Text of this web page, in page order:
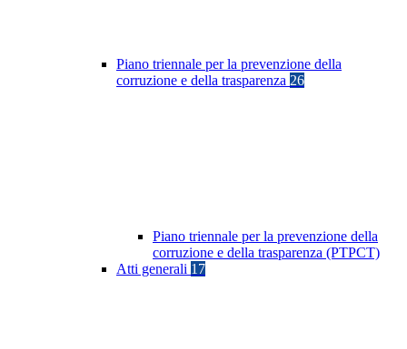
Piano triennale per la prevenzione della
corruzione e della trasparenza 26
Piano triennale per la prevenzione della
corruzione e della trasparenza (PTPCT)
Atti generali 17